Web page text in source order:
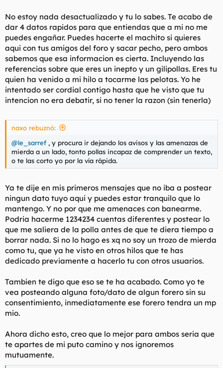
No estoy nada desactualizado y tu lo sabes. Te acabo de
dar 4 datos rapidos para que entiendas que a mi no me
puedes engañar. Puedes hacerte el machito si quieres
aqui con tus amigos del foro y sacar pecho, pero ambos
sabemos que esa informacion es cierta. Incluyendo las
referencias sobre que eres un inepto y un gilipollas. Eres tu
quien ha venido a mi hilo a tocarme las pelotas. Yo he
intentado ser cordial contigo hasta que he visto que tu
intencion no era debatir, si no tener la razon (sin tenerla)
naxo rebuznó:
@le_sarref , y procura ir dejando los avisos y las amenazas de
mierda a un lado, tonto pollas incapaz de comprender un texto,
o te las corto yo por la vía rápida.
Ya te dije en mis primeros mensajes que no iba a postear
ningun dato tuyo aqui y puedes estar tranquilo que lo
mantengo. Y no por que me amenaces con banearme.
Podria hacerme 1234234 cuentas diferentes y postear lo
que me saliera de la polla antes de que te diera tiempo a
borrar nada. Si no lo hago es xq no soy un trozo de mierda
como tu, que ya he visto en otros hilos que te has
dedicado previamente a hacerlo tu con otros usuarios.
Tambien te digo que eso se te ha acabado. Como yo te
vea posteando alguna foto/dato de algun forero sin su
consentimiento, inmediatamente ese forero tendra un mp
mio.
Ahora dicho esto, creo que lo mejor para ambos seria que
te apartes de mi puto camino y nos ignoremos
mutuamente.